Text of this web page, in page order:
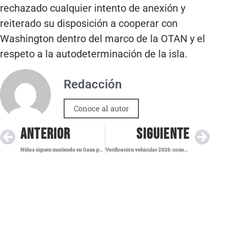
rechazado cualquier intento de anexión y
reiterado su disposición a cooperar con
Washington dentro del marco de la OTAN y el
respeto a la autodeterminación de la isla.
Redacción
Conoce al autor
ANTERIOR
Niños siguen muriendo en Gaza pese al alto el fuego, alerta UNICEF
SIGUIENTE
Verificación vehicular 2026: conoce las fechas, costos y engomados en Edomex